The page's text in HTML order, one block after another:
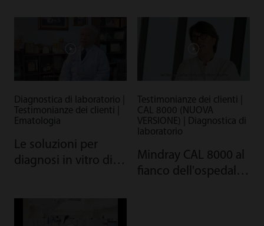
Diagnostica di laboratorio |
Testimonianze dei clienti |
Ematologia
Le soluzioni per
diagnosi in vitro di
Testimonianze dei clienti |
CAL 8000 (NUOVA
VERSIONE) | Diagnostica di
laboratorio
Mindray CAL 8000 al
fianco dell'ospedale